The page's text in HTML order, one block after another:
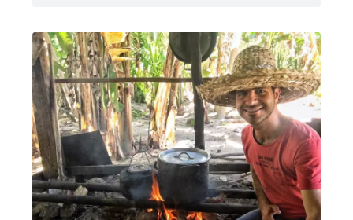
مالدیو
ویتنام
بنگلادش
میانمار
استرالیا
لبنان
نیوزلند